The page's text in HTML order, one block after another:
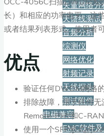
矢量网络分
天馈线测试
音频分析
综测仪
网络优化
射频记录
天线探头
测试附件
电磁兼容
EMC软件
长）和相应的功率电平。这
或者结果列表形式。使用者
优点
验证任何DWDM网络
排除故障，用于任何无
Remote-PHY和C-RAN
使用一个SFP形式的